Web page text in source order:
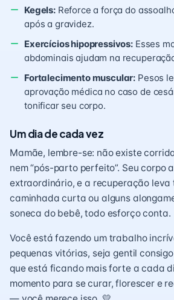
Kegels:Reforce a força do
após a gravidez.
Exercícios hipopressivos: Esses
abdominais ajudam na
Fortalecimento muscular: Pesos
aprovação médica no caso de
tonificar seu corpo.
Um dia de cada vez
Mamãe, lembre-se: não existe
nem “pós-parto perfeito”. Seu corpo
extraordinário, e a recuperação leva
caminhada curta ou alguns
soneca do bebê, todo esforço conta.
Você está fazendo um trabalho
pequenas vitórias, seja gentil
que está ficando mais forte a cada
momento para se curar, florescer e